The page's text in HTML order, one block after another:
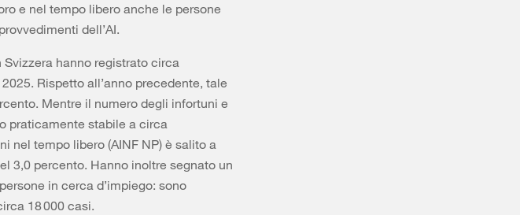
e nel tempo libero anche le persone
dell’AI.
hanno registrato circa
Rispetto all’anno precedente, tale
Mentre il numero degli infortuni e
praticamente stabile a circa
nel tempo libero (AINF NP) è salito a
3,0 percento. Hanno inoltre segnato un
in cerca d’impiego: sono
18 000 casi.